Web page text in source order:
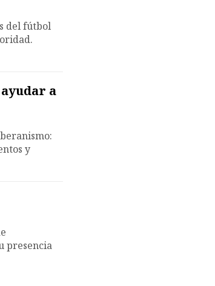
del fútbol
a
y
presencia